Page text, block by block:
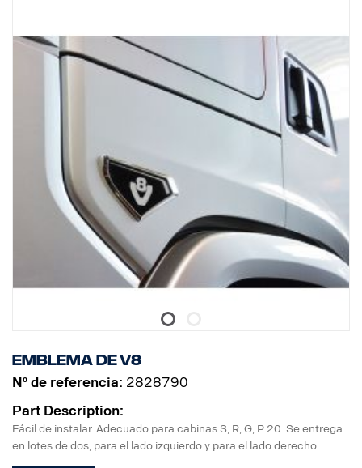
Emblema de V8
Nº de referencia: 2828790
Part Description:
Fácil de instalar. Adecuado para cabinas S, R, G, P 20. Se entrega
en lotes de dos, para el lado izquierdo y para el lado derecho.